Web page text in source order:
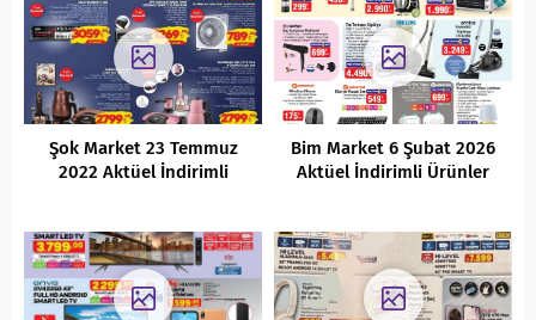
Şok Market 23 Temmuz
2022 Aktüel İndirimli
Bim Market 6 Şubat 2026
Aktüel İndirimli Ürünler